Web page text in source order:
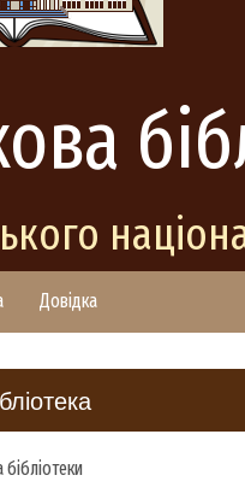
Довідка
бібліотеки